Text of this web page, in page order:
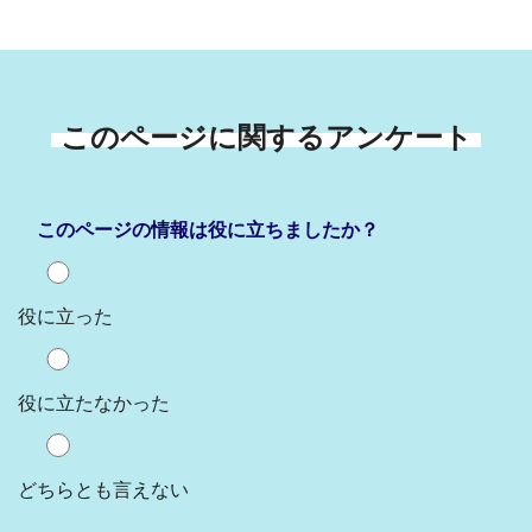
このページに関するアンケート
このページの情報は役に立ちましたか？
役に立った
役に立たなかった
どちらとも言えない